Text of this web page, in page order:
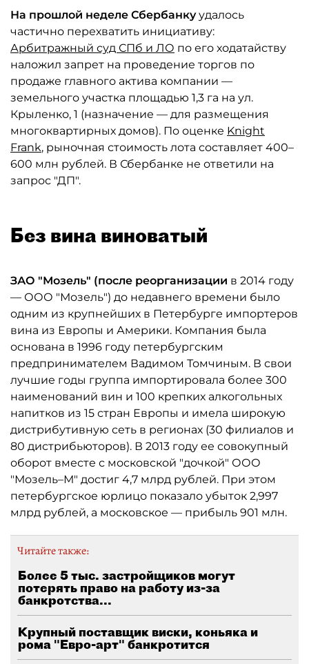
На прошлой неделе Сбербанкуудалось
частично перехватить инициативу:
Арбитражный суд СПб и ЛО по его ходатайству
наложил запрет на проведение торгов по
продаже главного актива компании —
земельного участка площадью 1,3 га на ул.
Крыленко, 1 (назначение — для размещения
многоквартирных домов). По оценке Knight
Frank, рыночная стоимость лота составляет 400–
600 млн рублей. В Сбербанке не ответили на
запрос "ДП".
Без вина виноватый
ЗАО "Мозель" (после реорганизации в 2014 году
— ООО "Мозель") до недавнего времени было
одним из крупнейших в Петербурге импортеров
вина из Европы и Америки. Компания была
основана в 1996 году петербургским
предпринимателем Вадимом Томчиным. В свои
лучшие годы группа импортировала более 300
наименований вин и 100 крепких алкогольных
напитков из 15 стран Европы и имела широкую
дистрибутивную сеть в регионах (30 филиалов и
80 дистрибьюторов). В 2013 году ее совокупный
оборот вместе с московской "дочкой" ООО
"Мозель–М" достиг 4,7 млрд рублей. При этом
петербургское юрлицо показало убыток 2,997
млрд рублей, а московское — прибыль 901 млн.
Читайте также:
Более 5 тыс. застройщиков могут
потерять право на работу из-за
банкротства...
Крупный поставщик виски, коньяка и
рома "Евро-арт" банкротится